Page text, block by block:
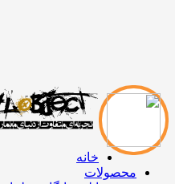
خانه
محصولات